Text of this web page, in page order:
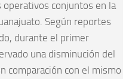
conjuntos en la
Según reportes
durante el primer
una disminución del
comparación con el mismo